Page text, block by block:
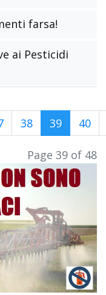
farsa!
ai Pesticidi
38 39 40
Page 39 of 48